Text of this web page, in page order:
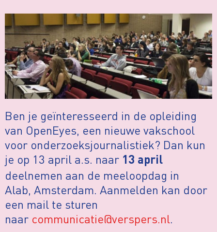
Ben je geïnteresseerd in de opleiding
van OpenEyes, een nieuwe vakschool
voor onderzoeksjournalistiek? Dan kun
je op 13 april a.s. naar 13 april
deelnemen aan de meeloopdag in
Alab, Amsterdam. Aanmelden kan door
een mail te sturen
naar communicatie@verspers.nl.